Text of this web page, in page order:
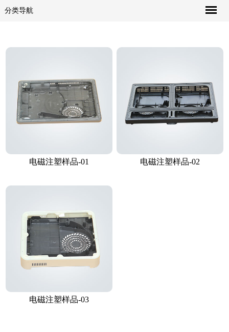
分类导航
电磁注塑样品-01 电磁注塑样品-02
电磁注塑样品-03